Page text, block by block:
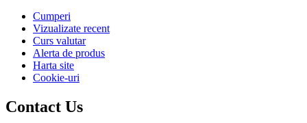
Cumperi
Vizualizate recent
Curs valutar
Alerta de produs
Harta site
Cookie-uri
Contact Us